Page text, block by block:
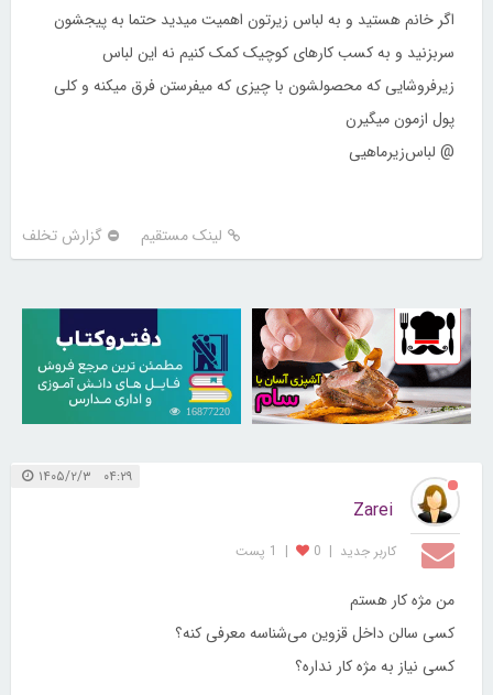
اگر خانم هستید و به لباس زیرتون اهمیت میدید حتما به پیجشون
سربزنید و به کسب کارهای کوچیک کمک کنیم نه این لباس
زیرفروشایی که محصولشون با چیزی که میفرستن فرق میکنه و کلی
پول ازمون میگیرن
@ لباس‌زیرماهیی
لینک مستقیم گزارش تخلف
30255835
16877220
۰۴:۲۹ ۱۴۰۵/۲/۳
Zarei
کاربر جديد |
0
| 1 پست
من مژه کار هستم
کسی سالن داخل قزوین می‌شناسه معرفی کنه؟
کسی نیاز به مژه کار نداره؟